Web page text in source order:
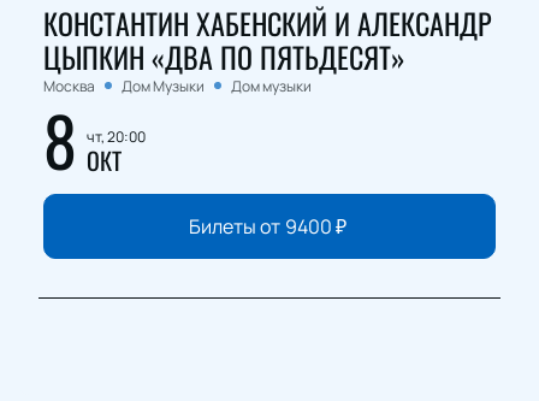
КОНСТАНТИН ХАБЕНСКИЙ И АЛЕКСАНДР
ЦЫПКИН «ДВА ПО ПЯТЬДЕСЯТ»
Москва Дом Музыки Дом музыки
8 чт, 20:00
ОКТ
Билеты от 9400₽